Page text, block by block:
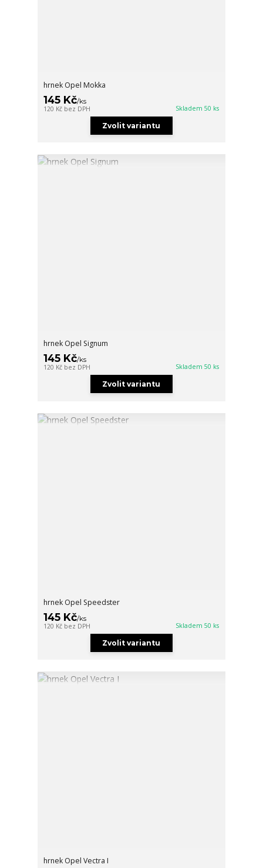
hrnek Opel Mokka
145 Kč/ks
120 Kč bez DPH Skladem 50 ks
Zvolit variantu
hrnek Opel Signum
145 Kč/ks
120 Kč bez DPH Skladem 50 ks
Zvolit variantu
hrnek Opel Speedster
145 Kč/ks
120 Kč bez DPH Skladem 50 ks
Zvolit variantu
hrnek Opel Vectra I